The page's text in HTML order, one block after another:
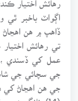
اڳواٽ باخبر ٿي
ڏاهپ ۾ هن اهڃاڻ
تي رهائش
عمل کي ڏسندي
جي سچائي جي
جي هن اهڃاڻ کي
(14) نانگ :